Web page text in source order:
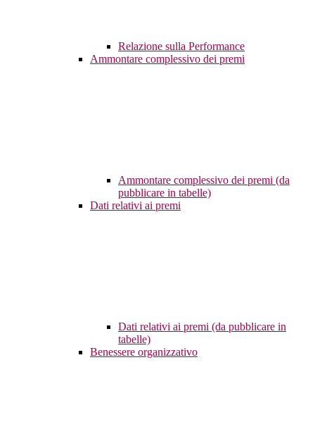
Relazione sulla Performance
Ammontare complessivo dei premi
Ammontare complessivo dei premi (da
pubblicare in tabelle)
Dati relativi ai premi
Dati relativi ai premi (da pubblicare in
tabelle)
Benessere organizzativo